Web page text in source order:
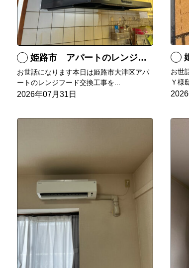
姫路市 アパートのレンジフード交換
お世話になります本日は姫路市大津区アパ
ートのレンジフード交換工事を...
2026年07月31日
お世
Ｙ様